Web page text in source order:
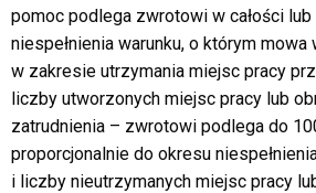
pomoc podlega zwrotowi w całości
niespełnienia warunku, o którym
w zakresie utrzymania miejsc pracy
liczby utworzonych miejsc pracy lub
zatrudnienia – zwrotowi podlega do
proporcjonalnie do okresu
i liczby nieutrzymanych miejsc pracy